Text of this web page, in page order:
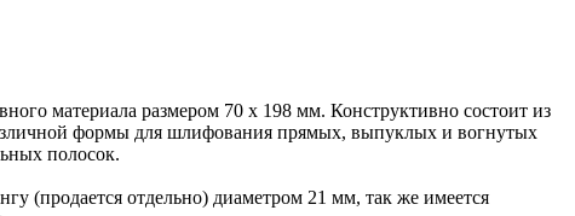
материала размером 70 x 198 мм. Конструктивно состоит из
формы для шлифования прямых, выпуклых и вогнутых
полосок.
(продается отдельно) диаметром 21 мм, так же имеется